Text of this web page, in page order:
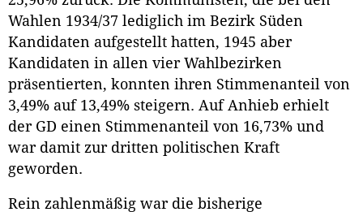
Wahlen 1934/37 lediglich im Bezirk Süden
Kandidaten aufgestellt hatten, 1945 aber
Kandidaten in allen vier Wahlbezirken
präsentierten, konnten ihren Stimmenanteil von
3,49% auf 13,49% steigern. Auf Anhieb erhielt
der GD einen Stimmenanteil von 16,73% und
war damit zur dritten politischen Kraft
geworden.
Rein zahlenmäßig war die bisherige